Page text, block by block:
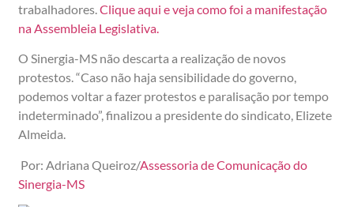
trabalhadores. Clique aqui e veja como foi a manifestação
na Assembleia Legislativa.
O Sinergia-MS não descarta a realização de novos
protestos. “Caso não haja sensibilidade do governo,
podemos voltar a fazer protestos e paralisação por tempo
indeterminado”, finalizou a presidente do sindicato, Elizete
Almeida.
Por: Adriana Queiroz/Assessoria de Comunicação do
Sinergia-MS